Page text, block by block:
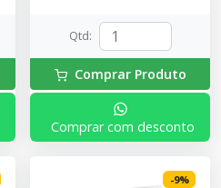
Qtd:
Comprar Produto
Comprar com desconto
-9%